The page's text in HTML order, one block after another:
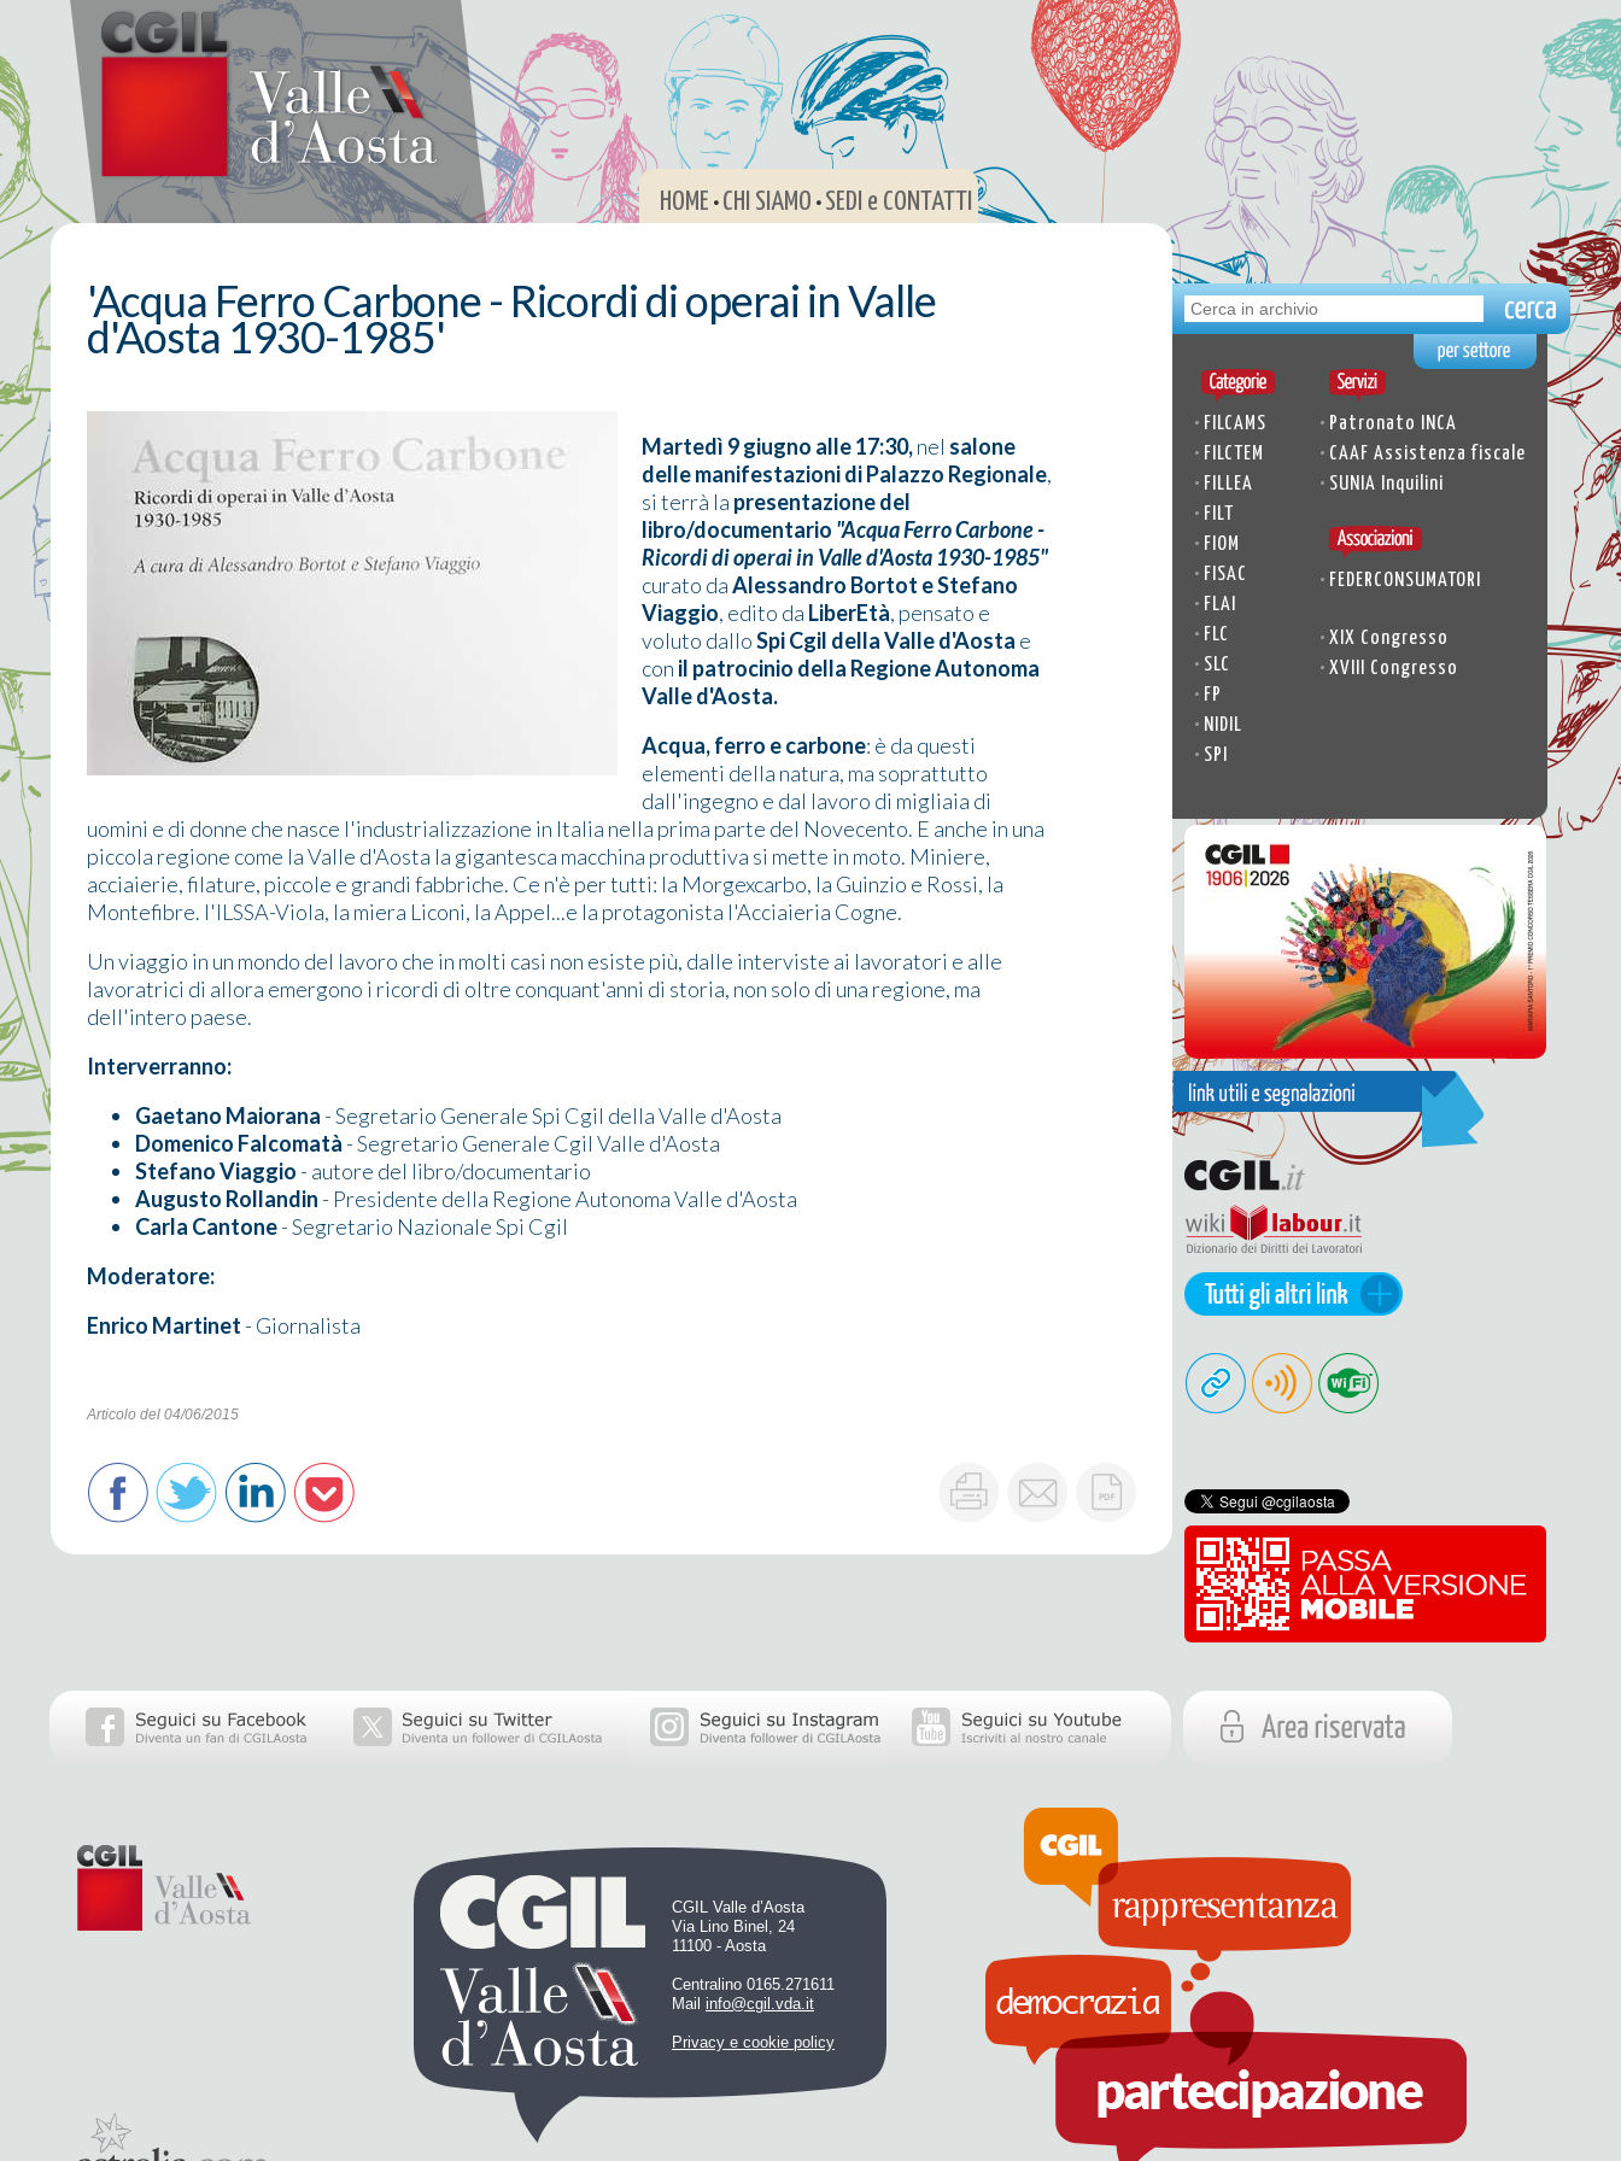
HOME • CHI SIAMO • SEDI e CONTATTI
'Acqua Ferro Carbone - Ricordi di operai in Valle
d'Aosta 1930-1985'
Martedì 9 giugno alle 17:30,nel salone
delle manifestazioni di Palazzo Regionale,
si terrà la presentazione del
libro/documentario "Acqua Ferro Carbone -
Ricordi di operai in Valle d'Aosta 1930-1985"
curato daAlessandro Bortot e Stefano
Viaggio, edito da LiberEtà, pensato e
voluto dalloSpi Cgil della Valle d'Aosta e
con il patrocinio della Regione Autonoma
Valle d'Aosta.
Acqua, ferro e carbone: è da questi
elementi della natura, ma soprattutto
dall'ingegno e dal lavoro di migliaia di
uomini e di donne che nasce l'industrializzazione in Italia nella prima parte del Novecento. E anche in una
piccola regione come la Valle d'Aosta la gigantesca macchina produttiva si mette in moto. Miniere,
acciaierie, filature, piccole e grandi fabbriche. Ce n'è per tutti: la Morgexcarbo, la Guinzio e Rossi, la
Montefibre. l'ILSSA-Viola, la miera Liconi, la Appel...e la protagonista l'Acciaieria Cogne.
Un viaggio in un mondo del lavoro che in molti casi non esiste più, dalle interviste ai lavoratori e alle
lavoratrici di allora emergono i ricordi di oltre conquant'anni di storia, non solo di una regione, ma
dell'intero paese.
Interverranno:
Gaetano Maiorana - Segretario Generale Spi Cgil della Valle d'Aosta
Domenico Falcomatà - Segretario Generale Cgil Valle d'Aosta
Stefano Viaggio - autore del libro/documentario
Augusto Rollandin - Presidente della Regione Autonoma Valle d'Aosta
Carla Cantone- Segretario Nazionale Spi Cgil
Moderatore:
Enrico Martinet - Giornalista
Articolo del 04/06/2015
• FILCAMS
• FILCTEM
• FILLEA
• FILT
• FIOM
• FISAC
• FLAI
• FLC
• SLC
• FP
• NIDIL
• SPI
• Patronato INCA
• CAAF Assistenza fiscale
• SUNIA Inquilini
• FEDERCONSUMATORI
• XIX Congresso
• XVIII Congresso
CGIL Valle d’Aosta
Via Lino Binel, 24
11100 - Aosta
Centralino 0165.271611
Mail info@cgil.vda.it
Privacy e cookie policy